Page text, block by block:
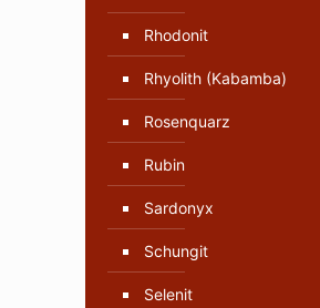
Rhodonit
Rhyolith (Kabamba)
Rosenquarz
Rubin
Sardonyx
Schungit
Selenit